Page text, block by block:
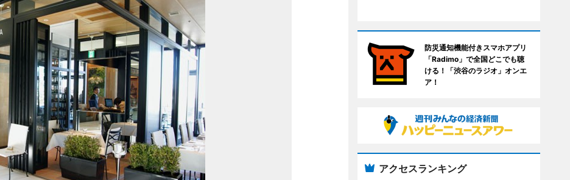
防災通知機能付きスマホアプリ
「Radimo」で全国どこでも聴
ける！「渋谷のラジオ」オンエ
ア！
アクセスランキング